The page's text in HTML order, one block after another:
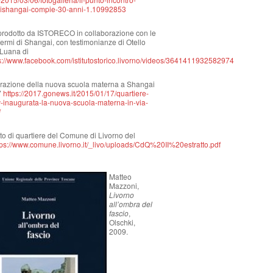
compie-30-anni-1.10992853
da ISTORECO in collaborazione con le
di Shangai, con testimonianze di Otello
di
www.facebook.com/istitutostorico.livorno/videos/3641411932582974
della nuova scuola materna a Shangai
https://2017.gonews.it/2015/01/17/quartiere-
inaugurata-la-nuova-scuola-materna-in-via-
di quartiere del Comune di Livorno del
www.comune.livorno.it/_livo/uploads/CdQ%20II%20estratto.pdf
Matteo
Mazzoni,
Livorno
all’ombra del
fascio,
Olschki,
2009.